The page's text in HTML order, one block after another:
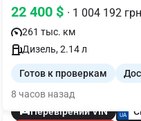
22 400 $ · 1 004 192 грн
261 тыс. км
Дизель, 2.14 л
Готов к проверкам
8 часов назад
Перевірений VIN